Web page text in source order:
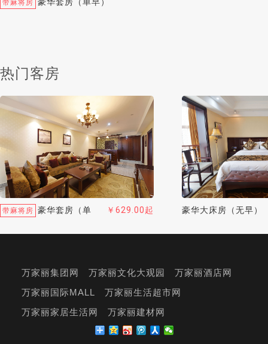
带麻将房 豪华套房（单早）
热门客房
带麻将房 豪华套房（单
早）
￥629.00起 豪华大床房（无早）
万家丽集团网 万家丽文化大观园
万家丽酒店网
万家丽国际MALL
万家丽生活超市网
万家丽家居生活网
万家丽建材网